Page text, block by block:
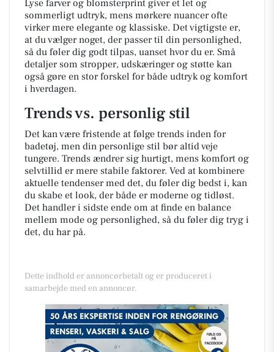
Lyse farver og blomsterprint giver et let og
sommerligt udtryk, mens mørkere nuancer ofte
virker mere elegante og klassiske. Det vigtigste er,
at du vælger noget, der passer til din personlighed,
så du føler dig godt tilpas, uanset hvor du er. Små
detaljer som stropper, udskæringer og støtte kan
også gøre en stor forskel for både udtryk og komfort
i hverdagen.
Trends vs. personlig stil
Det kan være fristende at følge trends inden for
badetøj, men din personlige stil bør altid veje
tungere. Trends ændrer sig hurtigt, mens komfort og
selvtillid er mere stabile faktorer. Ved at kombinere
aktuelle tendenser med det, du føler dig bedst i, kan
du skabe et look, der både er moderne og tidløst.
Det handler i sidste ende om at finde en balance
mellem mode og personlighed, så du føler dig tryg i
det, du har på.
Dette indhold er annoncørbetalt og er produceret i
samarbejde med en annoncør.